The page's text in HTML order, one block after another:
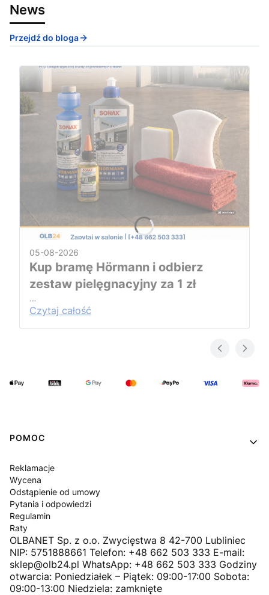
News
Przejdź do bloga
05-08-2026
Kup bramę Hörmann i odbierz
zestaw pielęgnacyjny za 1 zł
…
Czytaj całość
Linki w stopce
POMOC
Reklamacje
Wycena
Odstąpienie od umowy
Pytania i odpowiedzi
Regulamin
Raty
OLBANET Sp. z o.o. Zwycięstwa 8 42-700 Lubliniec
NIP: 5751888661 Telefon: +48 662 503 333 E-mail:
sklep@olb24.pl WhatsApp: +48 662 503 333 Godziny
otwarcia: Poniedziałek – Piątek: 09:00-17:00 Sobota:
09:00-13:00 Niedziela: zamknięte